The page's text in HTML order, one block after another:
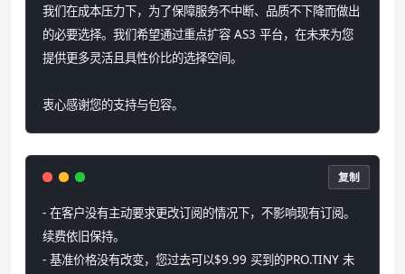
我们在成本压力下，为了保障服务不中断、品质不下降而做出
的必要选择。我们希望通过重点扩容 AS3 平台，在未来为您
提供更多灵活且具性价比的选择空间。
衷心感谢您的支持与包容。
- 在客户没有主动要求更改订阅的情况下，不影响现有订阅。
续费依旧保持。
- 基准价格没有改变，您过去可以$9.99 买到的PRO.TINY 未
复制